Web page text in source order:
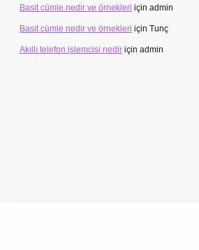
Basit cümle nedir ve örnekleri için admin
Basit cümle nedir ve örnekleri için Tunç
Akıllı telefon işlemcisi nedir için admin